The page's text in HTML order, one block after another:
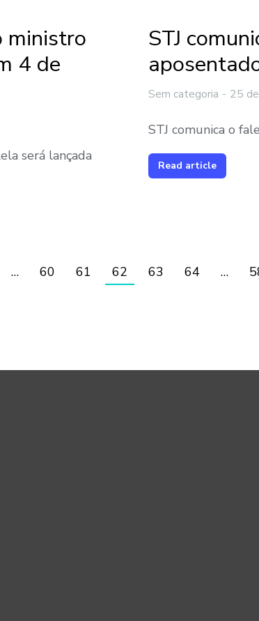
ministro
4 de
será lançada
STJ
Sem categoria 25
STJ comunica o
Read article
… 60 61 62 63 64 …